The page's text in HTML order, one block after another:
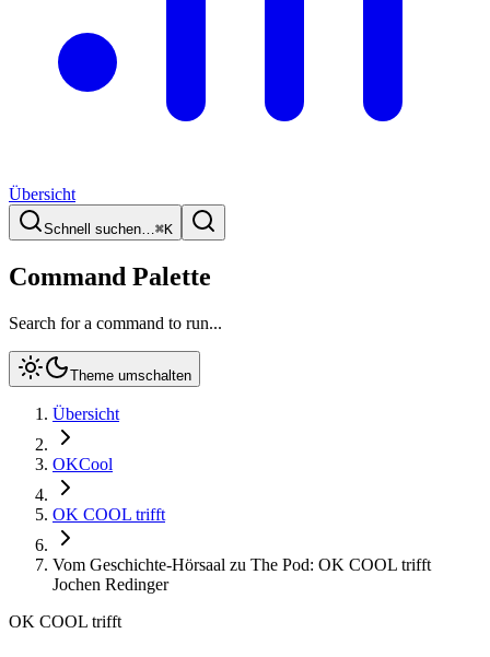
Übersicht
Schnell suchen…⌘K
Command Palette
Search for a command to run...
Theme umschalten
Übersicht
OKCool
OK COOL trifft
Vom Geschichte-Hörsaal zu The Pod: OK COOL trifft
Jochen Redinger
OK COOL trifft